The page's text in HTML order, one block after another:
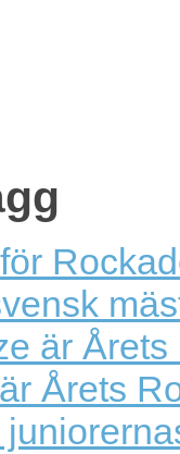
är
Årets